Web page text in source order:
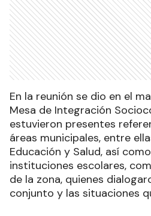
En la reunión se dio en el
Mesa de Integración
estuvieron presentes
áreas municipales, entre
Educación y Salud, así
instituciones escolares,
de la zona, quienes
conjunto y las situaciones